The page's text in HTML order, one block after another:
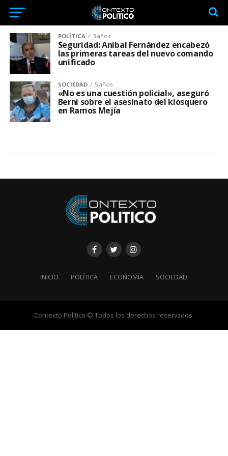
POLÍTICA 3 años
Seguridad: Aníbal Fernández encabezó
las primeras tareas del nuevo comando
unificado
SOCIEDAD 5 años
«No es una cuestión policial», aseguró
Berni sobre el asesinato del kiosquero
en Ramos Mejía
INICIO POLÍTICA ECONOMÍA SOCIEDAD
Contexto Político © Todos los derechos reservados.